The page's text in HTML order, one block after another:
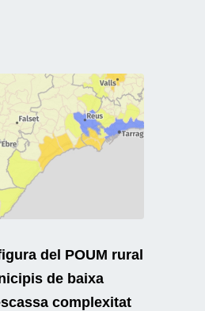
del POUM rural
de baixa
complexitat